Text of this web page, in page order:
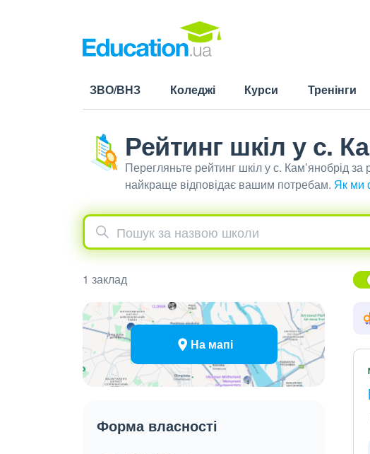
ЗВО/ВНЗ Коледжі Курси Тренінги
Рейтинг шкіл у с.
Перегляньте рейтинг шкіл у с. Кам’янобрід
найкраще відповідає вашим потребам. Як ми
1 заклад
На мапі
Форма власності